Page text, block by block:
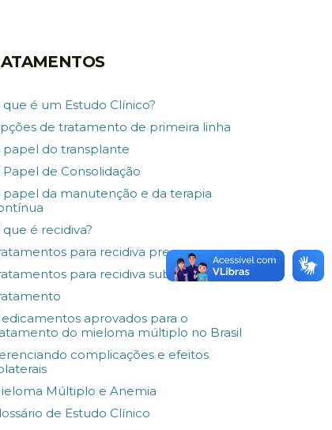
que é um Estudo Clínico?
de tratamento de primeira linha
papel do transplante
Papel de Consolidação
papel da manutenção e da terapia
que é recidiva?
para recidiva precoce
para recidiva subsequente
aprovados para o
do mieloma múltiplo no Brasil
complicações e efeitos
Múltiplo e Anemia
de Estudo Clínico